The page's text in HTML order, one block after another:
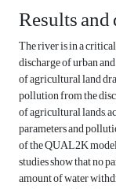
Results
The river is in a
discharge of urban
of agricultural land
pollution from the
of agricultural lands,
parameters and
of the QUAL2K
studies show that no
amount of water